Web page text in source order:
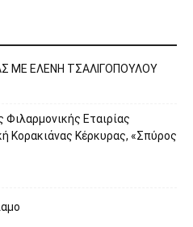
ΜΕ ΕΛΕΝΗ ΤΣΑΛΙΓΟΠΟΥΛΟΥ
Φιλαρμονικής Εταιρίας
Κορακιάνας Κέρκυρας, «Σπύρος